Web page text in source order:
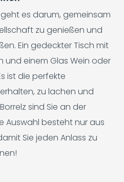
es darum, gemeinsam
zu genießen und
Ein gedeckter Tisch mit
und einem Glas Wein oder
ist die perfekte
zu lachen und
sind Sie an der
Auswahl besteht nur aus
Sie jeden Anlass zu